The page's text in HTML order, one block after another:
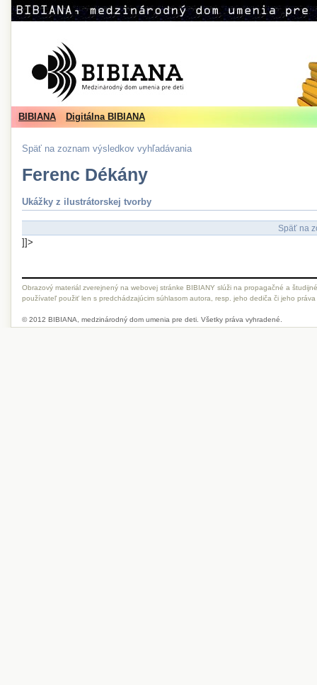
BIBIANA Digitálna BIBIANA
Späť na zoznam výsledkov vyhľadávania
Ferenc Dékány
Ukážky z ilustrátorskej tvorby
Späť na
]]>
Obrazový materiál zverejnený na webovej stránke BIBIANY slúži na propagačné a
používateľ použiť len s predchádzajúcim súhlasom autora, resp. jeho dediča či jeho
© 2012 BIBIANA, medzinárodný dom umenia pre deti. Všetky práva vyhradené.